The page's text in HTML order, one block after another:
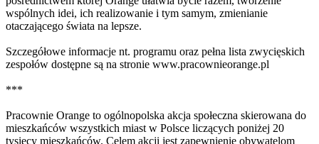
wspólnych idei, ich realizowanie i tym samym, zmienianie
otaczającego świata na lepsze.
Szczegółowe informacje nt. programu oraz pełna lista zwycięskich
zespołów dostępne są na stronie www.pracownieorange.pl
***
Pracownie Orange to ogólnopolska akcja społeczna skierowana do
mieszkańców wszystkich miast w Polsce liczących poniżej 20
tysięcy mieszkańców. Celem akcji jest zapewnienie obywatelom